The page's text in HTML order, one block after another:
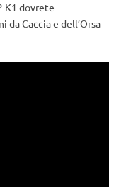
K1 dovrete
da Caccia e dell’Orsa